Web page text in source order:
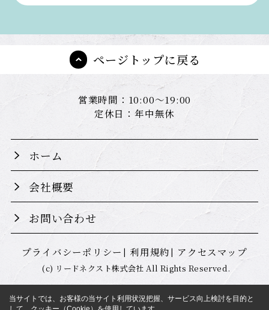
ページトップに戻る
営業時間：10:00～19:00
定休日：年中無休
ホーム
会社概要
お問い合わせ
プライバシーポリシー 利用規約 アクセスマップ
(c) リードネクスト株式会社 All Rights Reserved.
当サイトでは、お客様の当サイト利用状況把握、サービス向上検討を目的と